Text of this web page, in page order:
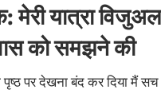
मेरी यात्रा
को समझने की
पर देखना बंद कर दिया मैं